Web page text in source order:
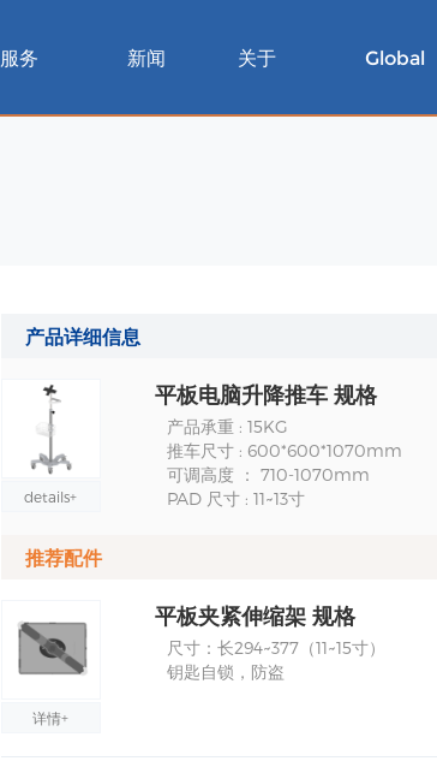
服务 新闻 关于 Global
产品详细信息
details+
平板电脑升降推车 规格
产品承重 : 15KG
推车尺寸 : 600*600*1070mm
可调高度 ： 710-1070mm
PAD 尺寸 : 11~13寸
推荐配件
详情+
平板夹紧伸缩架 规格
尺寸：长294~377（11~15寸）
钥匙自锁，防盗